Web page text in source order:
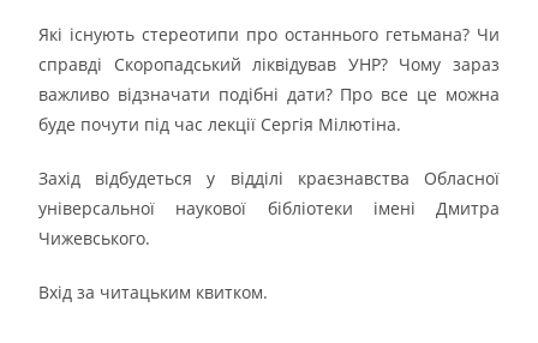
Які існують стереотипи про останнього гетьмана? Чи
справді Скоропадський ліквідував УНР? Чому зараз
важливо відзначати подібні дати? Про все це можна
буде почути під час лекції Сергія Мілютіна.
Захід відбудеться у відділі краєзнавства Обласної
універсальної наукової бібліотеки імені Дмитра
Чижевського.
Вхід за читацьким квитком.